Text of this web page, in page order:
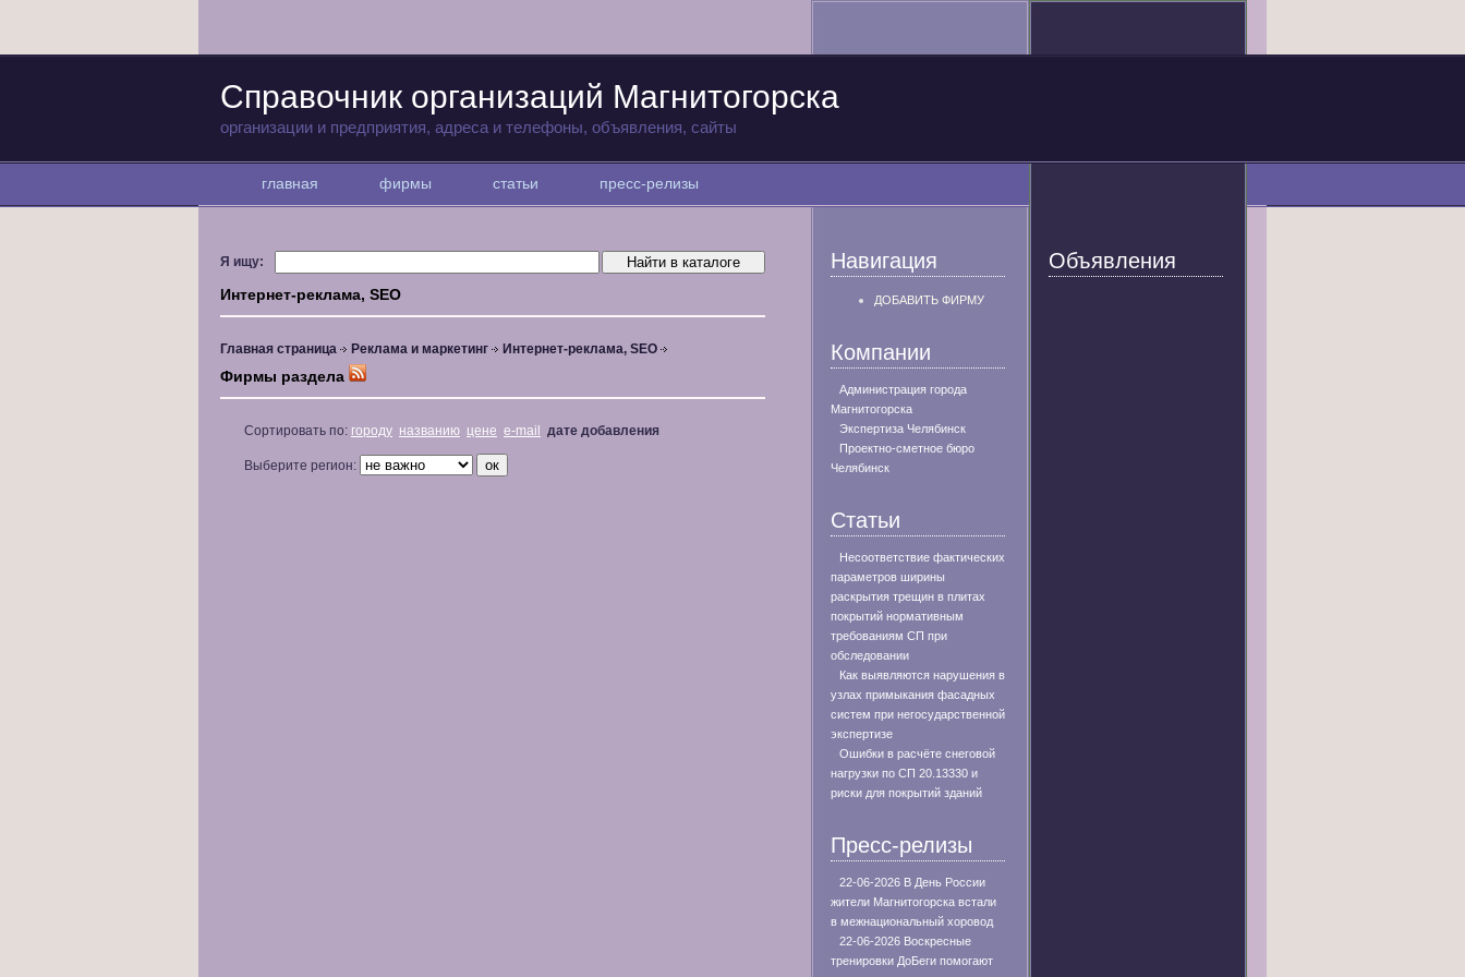
Справочник организаций Магнитогорска
организации и предприятия, адреса и телефоны, объявления, сайты
главная фирмы статьи пресс-релизы
Я ищу:
Интернет-реклама, SEO
Главная страница Реклама и маркетинг Интернет-реклама, SEO
Фирмы раздела
Сортировать по: городу названию цене e-mail дате добавления
Выберите регион:
Навигация
ДОБАВИТЬ ФИРМУ
Компании
Администрация города
Магнитогорска
Экспертиза Челябинск
Проектно-сметное бюро
Челябинск
Статьи
Несоответствие фактических
параметров ширины
раскрытия трещин в плитах
покрытий нормативным
требованиям СП при
обследовании
Как выявляются нарушения в
узлах примыкания фасадных
систем при негосударственной
экспертизе
Ошибки в расчёте снеговой
нагрузки по СП 20.13330 и
риски для покрытий зданий
Пресс-релизы
22-06-2026 В День России
жители Магнитогорска встали
в межнациональный хоровод
22-06-2026 Воскресные
тренировки ДоБеги помогают
Объявления